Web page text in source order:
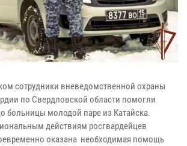
сотрудники вневедомственной охраны
по Свердловской области помогли
больницы молодой паре из Катайска.
действиям росгвардейцев
оказана необходимая помощь